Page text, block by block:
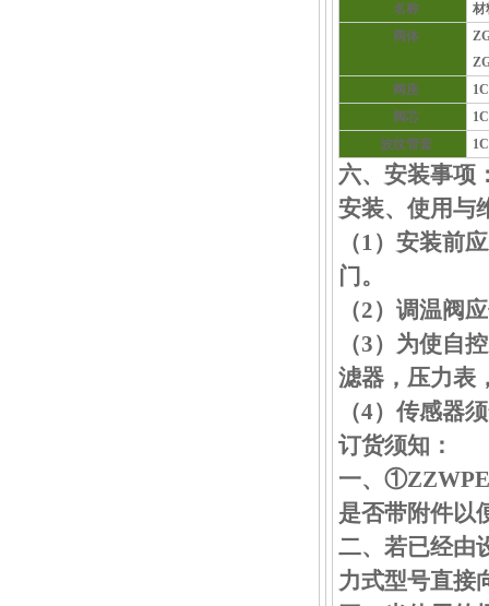
名称
材
阀体
阀座
阀芯
波纹管套
六、安装事项
安装、使用与
（1）安装前
门。
（2）调温阀
（3）为使自
滤器，压力表
（4）传感器
订货须知：
一、
是否带附件以
二、若已经由
力式型号直接